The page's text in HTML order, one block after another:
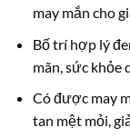
may mắn cho
Bố trí hợp lý
mãn, sức khỏe
Có được may
tan mệt mỏi,